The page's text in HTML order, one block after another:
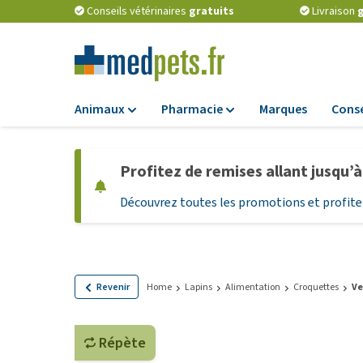
Conseils vétérinaires gratuits Livraison
Animaux
Croquettes
Alimentation
Friandises Chiots
Pharmacie
Antiparasitaires
Vermifuges
Probiotiques et
Marques
Profitez de remises allant
Découvrez toutes les promotions et
Revenir Home Lapins Alimentation Croquettes
Répète